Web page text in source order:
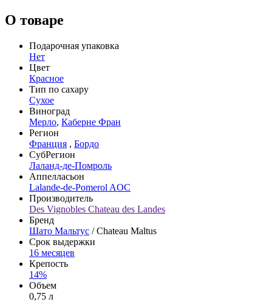
О товаре
Подарочная упаковка
Нет
Цвет
Красное
Тип по сахару
Сухое
Виноград
Мерло, Каберне Фран
Регион
Франция , Бордо
СубРегион
Лаланд-де-Помроль
Аппелласьон
Lalande-de-Pomerol AOC
Производитель
Des Vignobles Chateau des Landes
Бренд
Шато Мальтус / Chateau Maltus
Срок выдержки
16 месяцев
Крепость
14%
Объем
0,75 л